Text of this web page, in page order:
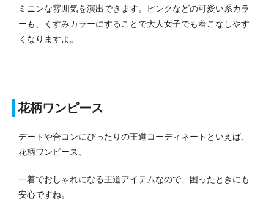
ミニンな雰囲気を演出できます。ピンクなどの可愛い系カラ
ーも、くすみカラーにすることで大人女子でも着こなしやす
くなりますよ。
花柄ワンピース
デートや合コンにぴったりの王道コーディネートといえば、
花柄ワンピース。
一着でおしゃれになる王道アイテムなので、困ったときにも
安心ですね。